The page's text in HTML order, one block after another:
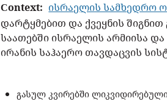
Сontext: ისრაელის სამხედრო
დარტყმებით და ქვეყნის
საათებში ისრაელის არმიისა
ირანის საჰაერო თავდაცვის
გასულ კვირებში